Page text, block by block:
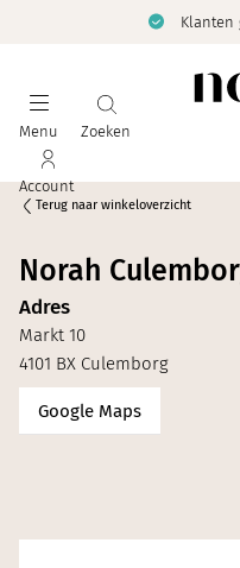
Klanten
Menu Zoeken
Account
Terug naar winkeloverzicht
Norah
Adres
Markt 10
4101 BX Culemborg
Google Maps